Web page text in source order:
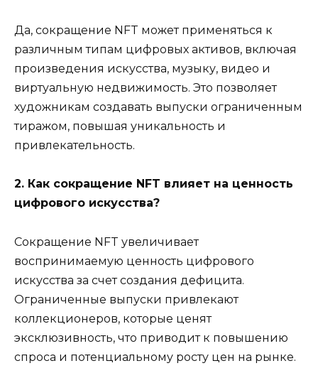
Да, сокращение NFT может применяться к
различным типам цифровых активов, включая
произведения искусства, музыку, видео и
виртуальную недвижимость. Это позволяет
художникам создавать выпуски ограниченным
тиражом, повышая уникальность и
привлекательность.
2. Как сокращение NFT влияет на ценность
цифрового искусства?
Сокращение NFT увеличивает
воспринимаемую ценность цифрового
искусства за счет создания дефицита.
Ограниченные выпуски привлекают
коллекционеров, которые ценят
эксклюзивность, что приводит к повышению
спроса и потенциальному росту цен на рынке.